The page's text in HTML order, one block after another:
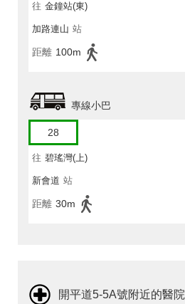
往 金鐘站(東)
加路連山 站
距離 100m
專線小巴
28
往 碧瑤灣(上)
新會道 站
距離 30m
開平道5-5A號附近的醫院